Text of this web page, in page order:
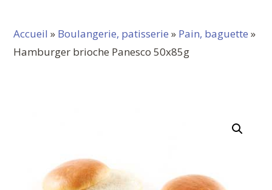
Accueil » Boulangerie, patisserie » Pain, baguette »
Hamburger brioche Panesco 50x85g